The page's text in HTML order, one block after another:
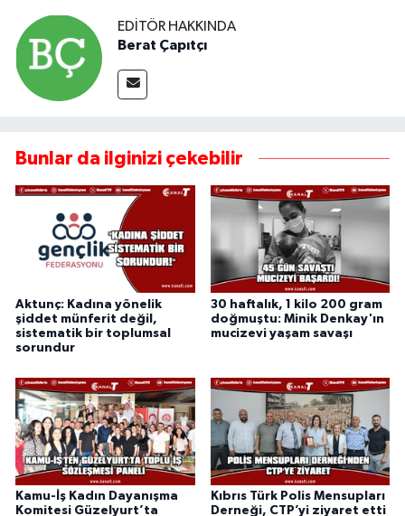
EDITÖR HAKKINDA
Berat Çapıtçı
Bunlar da ilginizi çekebilir
Aktunç: Kadına yönelik
şiddet münferit değil,
sistematik bir toplumsal
sorundur
30 haftalık, 1 kilo 200 gram
doğmuştu: Minik Denkay'ın
mucizevi yaşam savaşı
Kamu-İş Kadın Dayanışma
Komitesi Güzelyurt’ta
Kıbrıs Türk Polis Mensupları
Derneği, CTP’yi ziyaret etti